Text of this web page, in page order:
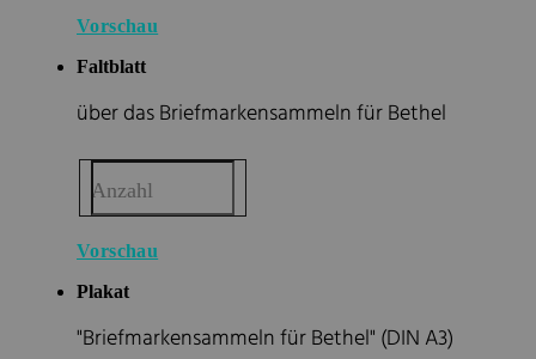
Vorschau
Faltblatt
über das Briefmarkensammeln für Bethel
Anzahl
Vorschau
Plakat
"Briefmarkensammeln für Bethel" (DIN A3)